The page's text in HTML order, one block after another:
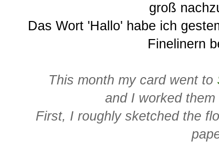
groß
Das Wort 'Hallo' habe ich
Finelinern
This month my card went to
and I worked
First, I roughly sketched the